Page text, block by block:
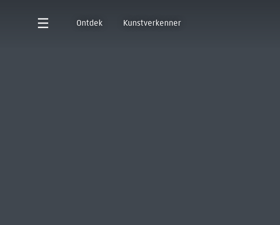
Ontdek Kunstverkenner